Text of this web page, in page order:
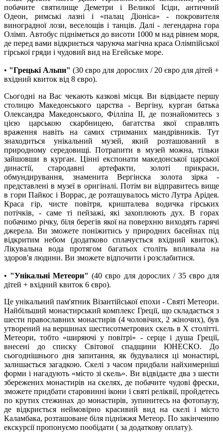
побачите святилище Деметри і Великої Ісіди, античний
Одеон, римські лазні і «палац Діоніса» - покровителя
виноградної лози, веселощів і танців. Далі - легендарна гора
Олімп. Автобус підніметься до висоти 1000 м над рівнем моря,
де перед вами відкриється чаруюча магічна краса Олімпійської
гірської гряди і чудовий вид на Егейське море.
• "Грецькі Альпи" (30 євро для дорослих / 20 євро для дітей +
вхідний квиток від 8 євро).
Сьогодні на Вас чекають казкові місця. Ви відвідаєте першу
столицю Македонського царства - Вергіну, курган батька
Олександра Македонського, Філліпа II, де познайомитесь з
цією царською скарбницею, багатства якої справлять
враження навіть на самих стриманих мандрівників. Тут
знаходиться унікальний музей, який розташований в
природному середовищі. Потрапити в музей можна, тільки
зайшовши в курган. Цінні експонати македонської царської
династії, стародавні артефакти, золоті прикраси,
обмундирування, знаменита Вергінска золота зірка -
представлені в музеї в оригіналі. Потім ви відправитесь вище
в гори Пайкос і Воррас, де розташувалось місто Лутра Арідея.
Краса гір, чисте повітря, кришталева водичка гірських
потічків, - саме ті пейзажі, які захоплюють дух. В горах
побачимо річку, біля берегів якої на поверхню виходять гарячі
джерела. Ви зможете поніжитись у природних басейнах під
відкритим небом (додатково сплачується вхідний квиток).
Лікувальна вода протягом багатьох століть впливала на
здоров'я людини. Ви зможете відпочити і розслабитися.
• "Унікальні Метеори"(40 євро для дорослих / 35 євро для
дітей + вхідний квиток 6 євро).
Це унікальний пам'ятник Візантійської епохи - Святі Метеори.
Найбільший монастирський комплекс Греції, що складається з
шести православних монастирів (4 чоловічих, 2 жіночих), був
утворений на вершинах шестисотметрових скель в Х столітті.
Метеори, тобто «ширяючі у повітрі» - серце і душа Греції,
внесені до списку Світової спадщини ЮНЕСКО. До
сьогоднішнього дня запитання, як будувалися ці монастирі,
залишається загадкою. Скелі з часом придбали найхимерніші
форми і нагадують «місто зі скель». Ви відвідаєте два з шести
збережених монастирів на скелях, де побачите чудові фрески,
зможете придбати старовинні ікони і святі реліквії, пройдетесь
по крутих стежинах до монастирів, зупинитесь на фотопаузу,
де відкриється неймовірно красивий вид на скелі і місто
Каламбака, розташоване біля підніжжя Метеор. По закінченню
екскурсії пропонуємо пообідати ( за додаткову оплату).